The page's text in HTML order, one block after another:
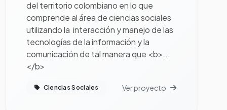
del territorio colombiano en lo que
comprende al área de ciencias sociales
utilizando la interacción y manejo de las
tecnologías de la información y la
comunicación de tal manera que <b>...
</b>
Ciencias Sociales Ver proyecto